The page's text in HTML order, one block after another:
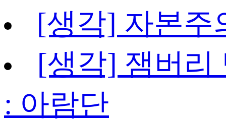
[생각] 자본주
[생각] 잼버리
: 아람단